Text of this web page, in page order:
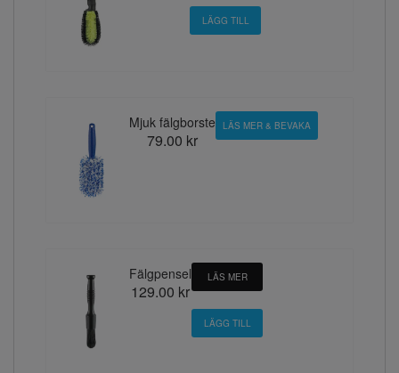
Mjuk fälgborste
79.00 kr
LÄS MER & BEVAKA
Fälgpensel
129.00 kr
LÄS MER